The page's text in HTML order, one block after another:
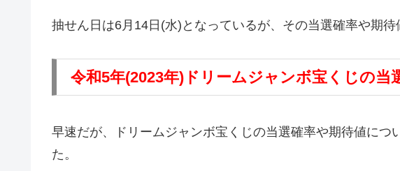
抽せん日は6月14日(水)となっているが、その当選確率や期待
令和5年(2023年)ドリームジャンボ宝くじの当
早速だが、ドリームジャンボ宝くじの当選確率や期待値につ
た。